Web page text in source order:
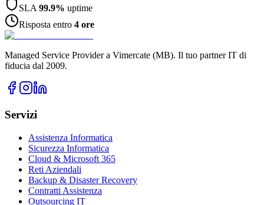
SLA 99.9% uptime
Risposta entro 4 ore
Managed Service Provider a Vimercate (MB). Il tuo partner IT di
fiducia dal 2009.
Servizi
Assistenza Informatica
Sicurezza Informatica
Cloud & Microsoft 365
Reti Aziendali
Backup & Disaster Recovery
Contratti Assistenza
Outsourcing IT